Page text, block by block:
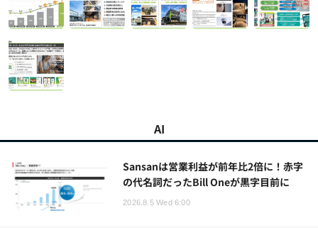
AI
Sansanは営業利益が前年比2倍に！赤字
の代名詞だったBill Oneが黒字目前に
2026.8.5 Wed 6:00